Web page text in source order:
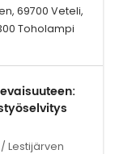
69700 Veteli,
Toholampi
Lestijärven